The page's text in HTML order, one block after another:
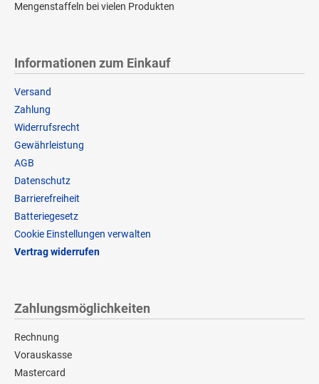
Mengenstaffeln bei vielen Produkten
Informationen zum Einkauf
Versand
Zahlung
Widerrufsrecht
Gewährleistung
AGB
Datenschutz
Barrierefreiheit
Batteriegesetz
Cookie Einstellungen verwalten
Vertrag widerrufen
Zahlungsmöglichkeiten
Rechnung
Vorauskasse
Mastercard